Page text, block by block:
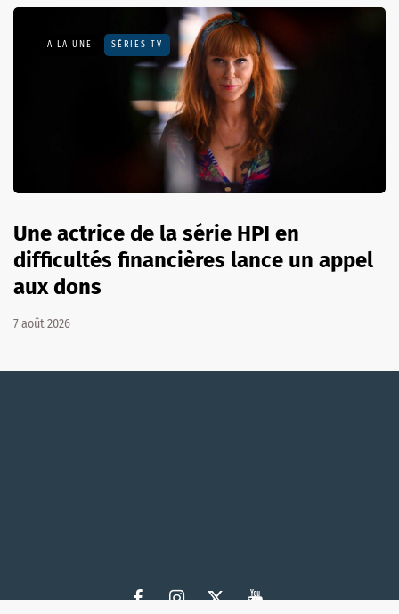
A LA UNE SÉRIES TV
Une actrice de la série HPI en
difficultés financières lance un appel
aux dons
7 août 2026